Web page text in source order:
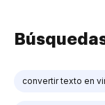
convertir texto en